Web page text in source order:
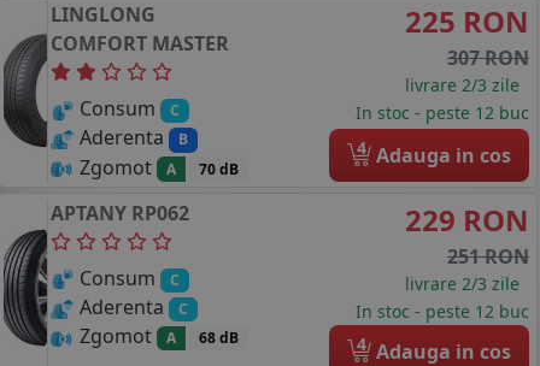
LINGLONG
COMFORT MASTER
Consum C
Aderenta B
Zgomot A 70 dB
225 RON
307 RON
livrare 2/3 zile
In stoc - peste 12 buc
4 Adauga in cos
APTANY RP062
Consum C
Aderenta C
Zgomot A 68 dB
229 RON
251 RON
livrare 2/3 zile
In stoc - peste 12 buc
4 Adauga in cos